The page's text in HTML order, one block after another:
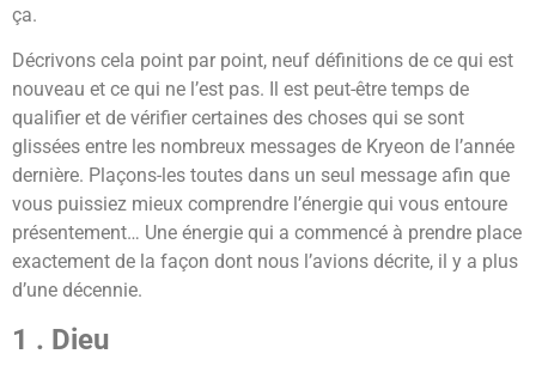
ça.
Décrivons cela point par point, neuf définitions de ce qui est
nouveau et ce qui ne l’est pas. Il est peut-être temps de
qualifier et de vérifier certaines des choses qui se sont
glissées entre les nombreux messages de Kryeon de l’année
dernière. Plaçons-les toutes dans un seul message afin que
vous puissiez mieux comprendre l’énergie qui vous entoure
présentement… Une énergie qui a commencé à prendre place
exactement de la façon dont nous l’avions décrite, il y a plus
d’une décennie.
1 . Dieu